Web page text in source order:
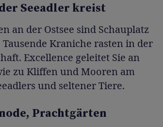
Seeadler kreist
an der Ostsee sind Schauplatz
Kraniche rasten in der
Excellence geleitet Sie an
zu Kliffen und Mooren am
und seltener Tiere.
Prachtgärten